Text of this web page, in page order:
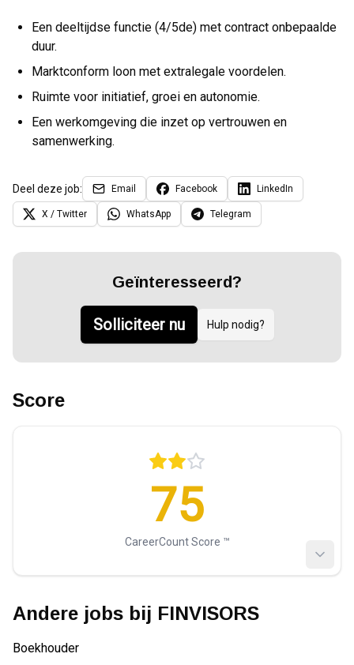
Een deeltijdse functie (4/5de) met contract onbepaalde
duur.
Marktconform loon met extralegale voordelen.
Ruimte voor initiatief, groei en autonomie.
Een werkomgeving die inzet op vertrouwen en
samenwerking.
Deel deze job: Email Facebook LinkedIn
X / Twitter WhatsApp Telegram
Geïnteresseerd?
Solliciteer nu Hulp nodig?
Score
75
CareerCount Score ™️
Andere jobs bij FINVISORS
Boekhouder